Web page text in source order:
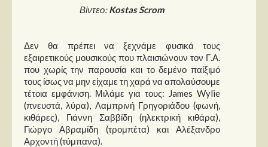
Βίντεο:Kostas Scrom
Δεν θα πρέπει να ξεχνάμε φυσικά τους
εξαιρετικούς μουσικούς που πλαισιώνουν τον Γ.Α.
που χωρίς την παρουσία και το δεμένο παίξιμό
τους ίσως να μην είχαμε τη χαρά να απολαύσουμε
τέτοια εμφάνιση. Μιλάμε για τους: James Wylie
(πνευστά, λύρα), Λαμπρινή Γρηγοριάδου (φωνή,
κιθάρες), Γιάννη Σαββίδη (ηλεκτρική κιθάρα),
Γιώργο Αβραμίδη (τρομπέτα) και Αλέξανδρο
Αρχοντή (τύμπανα).